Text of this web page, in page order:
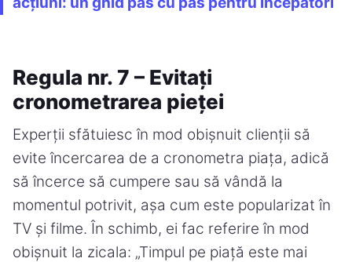
Regula nr. 7 – Evitați
cronometrarea pieței
Experții sfătuiesc în mod obișnuit clienții să
evite încercarea de a cronometra piața, adică
să încerce să cumpere sau să vândă la
momentul potrivit, așa cum este popularizat în
TV și filme. În schimb, ei fac referire în mod
obișnuit la zicala: „Timpul pe piață este mai